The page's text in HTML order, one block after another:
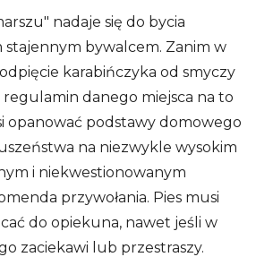
nadaje się do bycia
bywalcem. Zanim w
karabińczyka od smyczy
regulamin danego miejsca na to
opanować podstawy domowego
na niezwykle wysokim
i niekwestionowanym
przywołania. Pies musi
do opiekuna, nawet jeśli w
zaciekawi lub przestraszy.